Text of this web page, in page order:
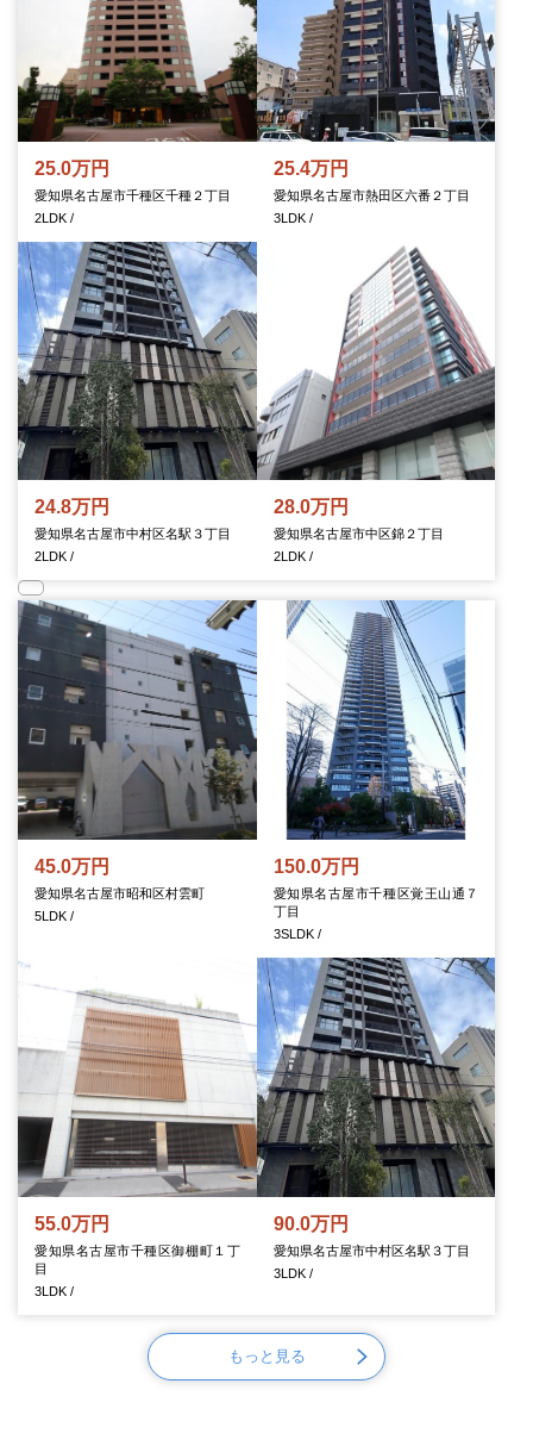
25.0万円
愛知県名古屋市千種区千種２丁目
2LDK /
25.4万円
愛知県名古屋市熱田区六番２丁目
3LDK /
24.8万円
愛知県名古屋市中村区名駅３丁目
2LDK /
28.0万円
愛知県名古屋市中区錦２丁目
2LDK /
45.0万円
愛知県名古屋市昭和区村雲町
5LDK /
150.0万円
愛知県名古屋市千種区覚王山通７
丁目
3SLDK /
55.0万円
愛知県名古屋市千種区御棚町１丁
目
3LDK /
90.0万円
愛知県名古屋市中村区名駅３丁目
3LDK /
もっと見る